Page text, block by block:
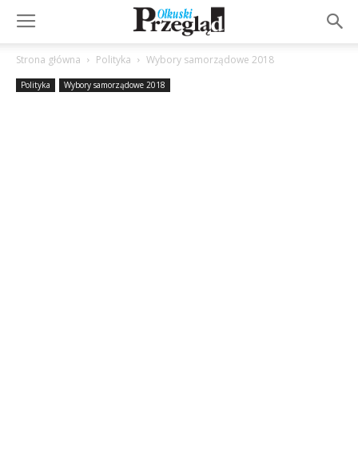
Strona główna Polityka Wybory samorządowe 2018
Polityka Wybory samorządowe 2018